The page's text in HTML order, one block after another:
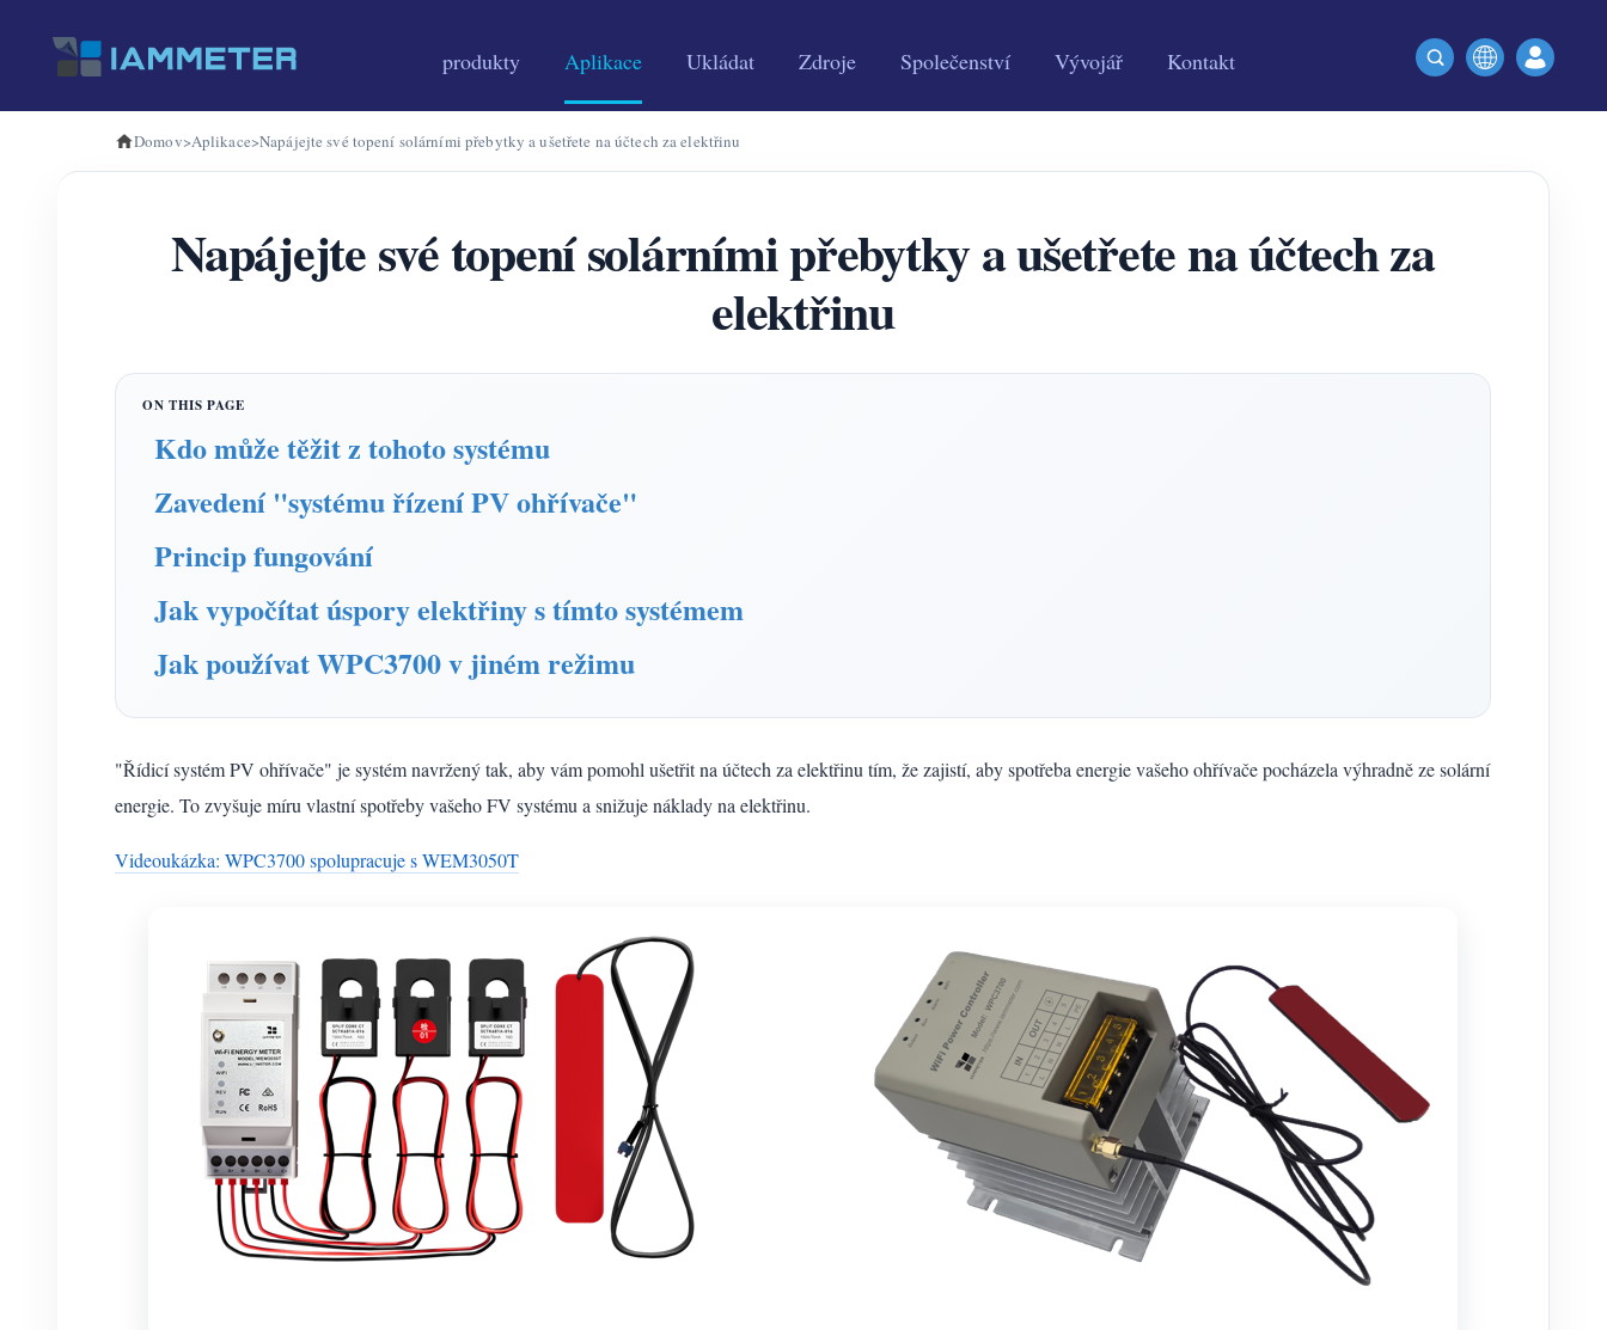
produkty Aplikace Ukládat Zdroje Společenství Vývojář Kontakt
Domov>Aplikace>Napájejte své topení solárními přebytky a ušetřete na účtech za elektřinu
Napájejte své topení solárními přebytky a ušetřete na účtech za
elektřinu
Kdo může těžit z tohoto systému
Zavedení "systému řízení PV ohřívače"
Princip fungování
Jak vypočítat úspory elektřiny s tímto systémem
Jak používat WPC3700 v jiném režimu
"Řídicí systém PV ohřívače" je systém navržený tak, aby vám pomohl ušetřit na účtech za elektřinu tím, že zajistí, aby spotřeba energie vašeho ohřívače pocházela výhradně ze solární
energie. To zvyšuje míru vlastní spotřeby vašeho FV systému a snižuje náklady na elektřinu.
Videoukázka: WPC3700 spolupracuje s WEM3050T